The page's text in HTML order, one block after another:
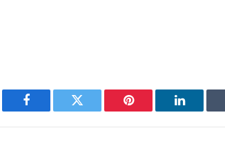
Facebook Twitter Pinterest LinkedIn